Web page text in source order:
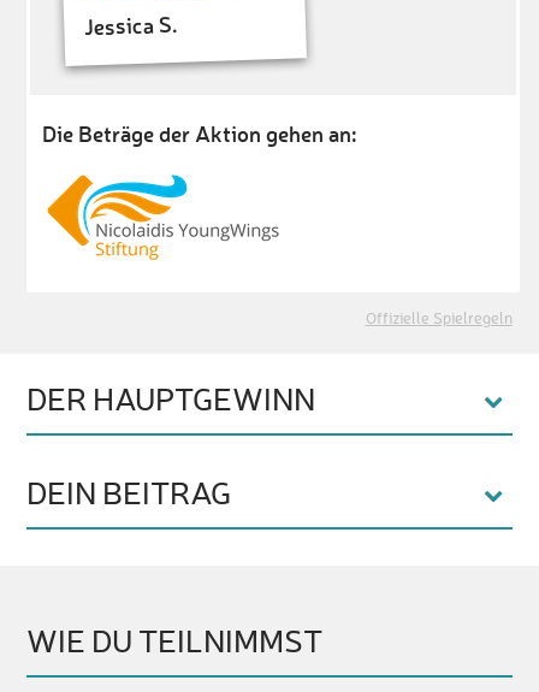
Jessica S.
Die Beträge der Aktion gehen an:
Offizielle Spielregeln
DER HAUPTGEWINN
DEIN BEITRAG
WIE DU TEILNIMMST